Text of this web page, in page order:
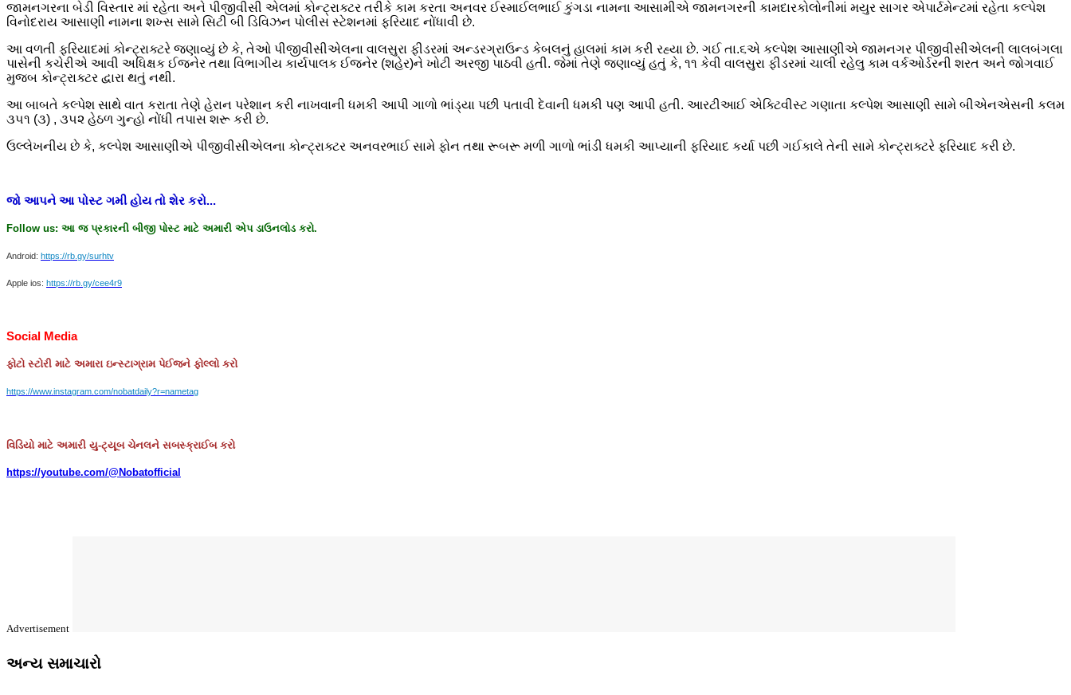
જામનગરના બેડી વિસ્તાર માં રહેતા અને પીજીવીસી એલમાં કોન્ટ્રાક્ટર તરીકે કામ કરતા અનવર ઈસ્માઈલભાઈ કુંગડા નામના આસામીએ જામનગરની કામદારકોલોનીમાં મયુર સાગર એપાર્ટમેન્ટમાં રહેતા કલ્પેશ
વિનોદરાય આસાણી નામના શખ્સ સામે સિટી બી ડિવિઝન પોલીસ સ્ટેશનમાં ફરિયાદ નોંધાવી છે.
આ વળતી ફરિયાદમાં કોન્ટ્રાક્ટરે જણાવ્યું છે કે, તેઓ પીજીવીસીએલના વાલસુરા ફીડરમાં અન્ડરગ્રાઉન્ડ કેબલનું હાલમાં કામ કરી રહ્યા છે. ગઈ તા.૬એ કલ્પેશ આસાણીએ જામનગર પીજીવીસીએલની લાલબંગલા
પાસેની કચેરીએ આવી અધિક્ષક ઈજનેર તથા વિભાગીય કાર્યપાલક ઈજનેર (શહેર)ને ખોટી અરજી પાઠવી હતી. જેમાં તેણે જણાવ્યું હતું કે, ૧૧ કેવી વાલસુરા ફીડરમાં ચાલી રહેલુ કામ વર્કઓર્ડરની શરત અને જોગવાઈ
મુજબ કોન્ટ્રાક્ટર દ્વારા થતું નથી.
આ બાબતે કલ્પેશ સાથે વાત કરાતા તેણે હેરાન પરેશાન કરી નાખવાની ધમકી આપી ગાળો ભાંડ્યા પછી પતાવી દેવાની ધમકી પણ આપી હતી. આરટીઆઈ એક્ટિવીસ્ટ ગણાતા કલ્પેશ આસાણી સામે બીએનએસની કલમ
૩૫૧ (૩) , ૩૫૨ હેઠળ ગુન્હો નોંધી તપાસ શરૂ કરી છે.
ઉલ્લેખનીય છે કે, કલ્પેશ આસાણીએ પીજીવીસીએલના કોન્ટ્રાક્ટર અનવરભાઈ સામે ફોન તથા રૂબરૂ મળી ગાળો ભાંડી ધમકી આપ્યાની ફરિયાદ કર્યા પછી ગઈકાલે તેની સામે કોન્ટ્રાક્ટરે ફરિયાદ કરી છે.
જો આપને આ પોસ્ટ ગમી હોય તો શેર કરો...
Follow us: આ જ પ્રકારની બીજી પોસ્ટ માટે અમારી એપ ડાઉનલોડ કરો.
Android: https://rb.gy/surhtv
Apple ios: https://rb.gy/cee4r9
Social Media
ફોટો સ્ટોરી માટે અમારા ઇન્સ્ટાગ્રામ પેઈજને ફોલ્લો કરો
https://www.instagram.com/nobatdaily?r=nametag
વિડિયો માટે અમારી યુ-ટ્યૂબ ચેનલને સબસ્ક્રાઈબ કરો
https://youtube.com/@Nobatofficial
Advertisement
અન્ય સમાચારો